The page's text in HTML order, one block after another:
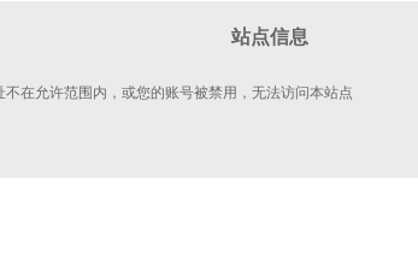
站点信息
不在允许范围内，或您的账号被禁用，无法访问本站点